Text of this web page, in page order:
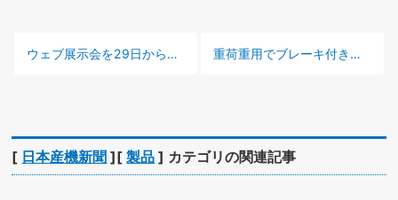
前の記事 :
ウェブ展示会を29日から –オークマ– 次の記事 :
重荷重用でブレーキ付き –オーエッチ工業 –
[ 日本産機新聞 ][製品 ] カテゴリの関連記事